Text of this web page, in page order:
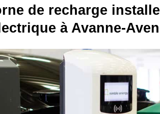
de recharge
à Avanne-